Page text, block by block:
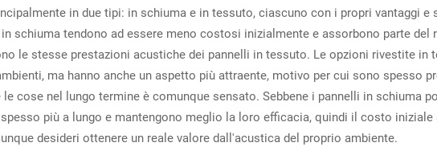
in due tipi: in schiuma e in tessuto, ciascuno con i propri vantaggi e
schiuma tendono ad essere meno costosi inizialmente e assorbono parte del
le stesse prestazioni acustiche dei pannelli in tessuto. Le opzioni rivestite in
ma hanno anche un aspetto più attraente, motivo per cui sono spesso
cose nel lungo termine è comunque sensato. Sebbene i pannelli in schiuma
più a lungo e mantengono meglio la loro efficacia, quindi il costo
desideri ottenere un reale valore dall'acustica del proprio ambiente.